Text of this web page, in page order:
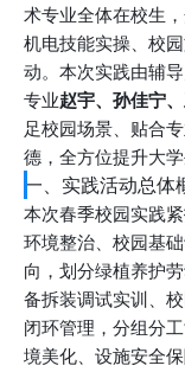
术专业全体在校生
机电技能实操、校
动。本次实践由辅
专业赵宇、孙佳宁
足校园场景、贴合
德，全方位提升大
一、实践活动总体
本次春季校园实践
环境整治、校园基
向，划分绿植养护
备拆装调试实训、
闭环管理，分组分
境美化、设施安全